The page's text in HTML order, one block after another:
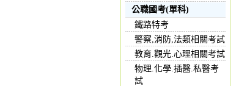
公職國考(單科)
鐵路特考
警察,消防,法類相關考試
教育.觀光.心理相關考試
物理.化學.插醫.私醫考
試